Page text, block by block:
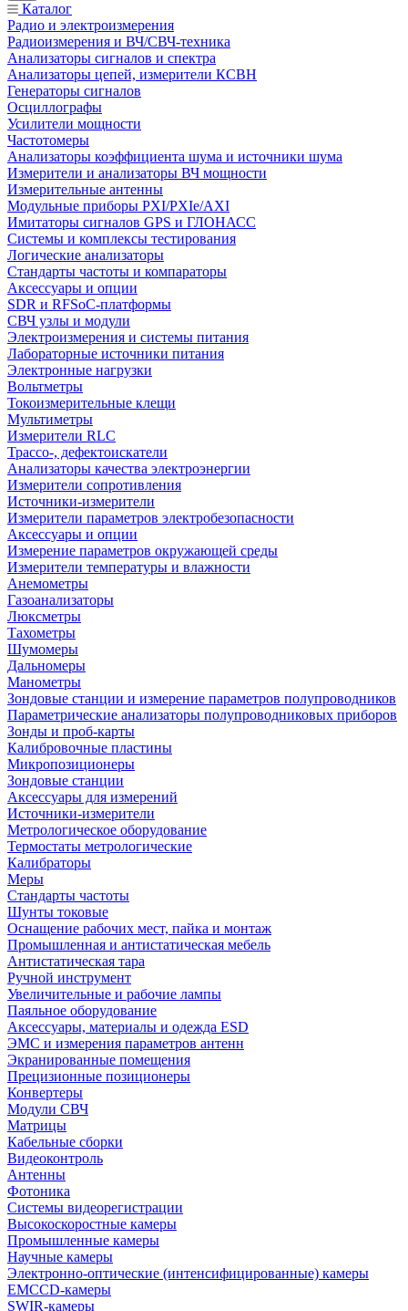
Каталог
Радио и электроизмерения
Радиоизмерения и ВЧ/СВЧ-техника
Анализаторы сигналов и спектра
Анализаторы цепей, измерители КСВН
Генераторы сигналов
Осциллографы
Усилители мощности
Частотомеры
Анализаторы коэффициента шума и источники шума
Измерители и анализаторы ВЧ мощности
Измерительные антенны
Модульные приборы PXI/PXIe/AXI
Имитаторы сигналов GPS и ГЛОНАСС
Системы и комплексы тестирования
Логические анализаторы
Стандарты частоты и компараторы
Аксессуары и опции
SDR и RFSoC‑платформы
СВЧ узлы и модули
Электроизмерения и системы питания
Лабораторные источники питания
Электронные нагрузки
Вольтметры
Токоизмерительные клещи
Мультиметры
Измерители RLC
Трассо-, дефектоискатели
Анализаторы качества электроэнергии
Измерители сопротивления
Источники-измерители
Измерители параметров электробезопасности
Аксессуары и опции
Измерение параметров окружающей среды
Измерители температуры и влажности
Анемометры
Газоанализаторы
Люксметры
Тахометры
Шумомеры
Дальномеры
Манометры
Зондовые станции и измерение параметров полупроводников
Параметрические анализаторы полупроводниковых приборов
Зонды и проб-карты
Калибровочные пластины
Микропозиционеры
Зондовые станции
Аксессуары для измерений
Источники-измерители
Метрологическое оборудование
Термостаты метрологические
Калибраторы
Меры
Стандарты частоты
Шунты токовые
Оснащение рабочих мест, пайка и монтаж
Промышленная и антистатическая мебель
Антистатическая тара
Ручной инструмент
Увеличительные и рабочие лампы
Паяльное оборудование
Аксессуары, материалы и одежда ESD
ЭМС и измерения параметров антенн
Экранированные помещения
Прецизионные позиционеры
Конвертеры
Модули СВЧ
Матрицы
Кабельные сборки
Видеоконтроль
Антенны
Фотоника
Cистемы видеорегистрации
Высокоскоростные камеры
Промышленные камеры
Научные камеры
Электронно-оптические (интенсифицированные) камеры
EMCCD-камеры
SWIR-камеры